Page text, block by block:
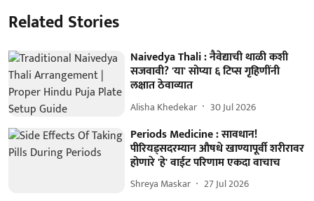
Related Stories
Naivedya Thali : नैवेद्याची थाळी कशी
सजवावी? 'या' सोप्या ६ टिप्स गृहिणींनी
लक्षात ठेवाव्यात
Alisha Khedekar 30 Jul 2026
Periods Medicine : सावधान!
पीरियड्सदरम्यान औषधे खाण्यापूर्वी शरीरावर
होणारे 'हे' वाईट परिणाम एकदा वाचाच
Shreya Maskar 27 Jul 2026